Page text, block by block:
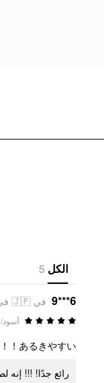
الكل 5
6***9 في 🇯🇵 في 01/07/2026
أسود/38
るきやすい！！！
رائع جدًا! !!!